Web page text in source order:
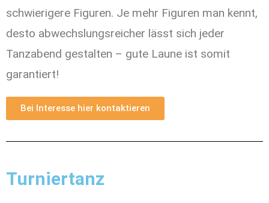
schwierigere Figuren. Je mehr Figuren man kennt,
desto abwechslungsreicher lässt sich jeder
Tanzabend gestalten – gute Laune ist somit
garantiert!
Bei Interesse hier kontaktieren
Turniertanz